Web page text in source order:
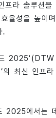
프라 솔루션
율성을 높이
.
최신 인프라
2025에서는